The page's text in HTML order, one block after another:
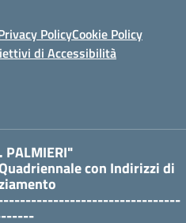
PolicyCookie Policy
di Accessibilità
PALMIERI"
con Indirizzi di